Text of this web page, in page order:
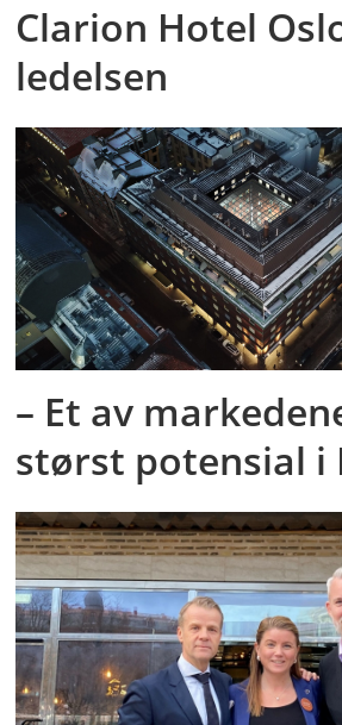
Clarion Hotel
ledelsen
– Et av
størst potensial i